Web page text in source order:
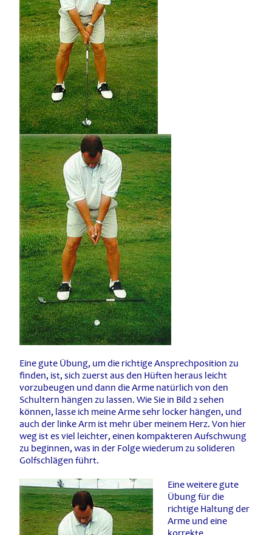
Eine gute Übung, um die richtige Ansprechposition zu
finden, ist, sich zuerst aus den Hüften heraus leicht
vorzubeugen und dann die Arme natürlich von den
Schultern hängen zu lassen. Wie Sie in Bild 2 sehen
können, lasse ich meine Arme sehr locker hängen, und
auch der linke Arm ist mehr über meinem Herz. Von hier
weg ist es viel leichter, einen kompakteren Aufschwung
zu beginnen, was in der Folge wiederum zu solideren
Golfschlägen führt.
Eine weitere gute
Übung für die
richtige Haltung der
Arme und eine